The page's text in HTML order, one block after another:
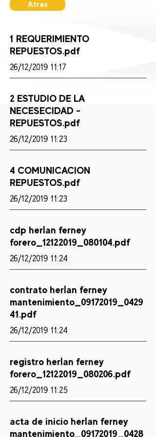
Atras
1 REQUERIMIENTO
REPUESTOS.pdf
26/12/2019 11:17
2 ESTUDIO DE LA
NECESECIDAD -
REPUESTOS.pdf
26/12/2019 11:23
4 COMUNICACION
REPUESTOS.pdf
26/12/2019 11:23
cdp herlan ferney
forero_12122019_080104.pdf
26/12/2019 11:24
contrato herlan ferney
mantenimiento_09172019_0429
41.pdf
26/12/2019 11:24
registro herlan ferney
forero_12122019_080206.pdf
26/12/2019 11:25
acta de inicio herlan ferney
mantenimiento_09172019_0428